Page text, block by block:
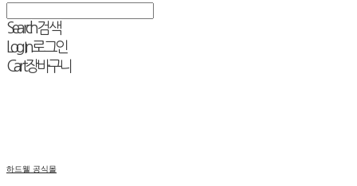
Search검색
Log In로그인
Cart장바구니
하드웰 공식몰